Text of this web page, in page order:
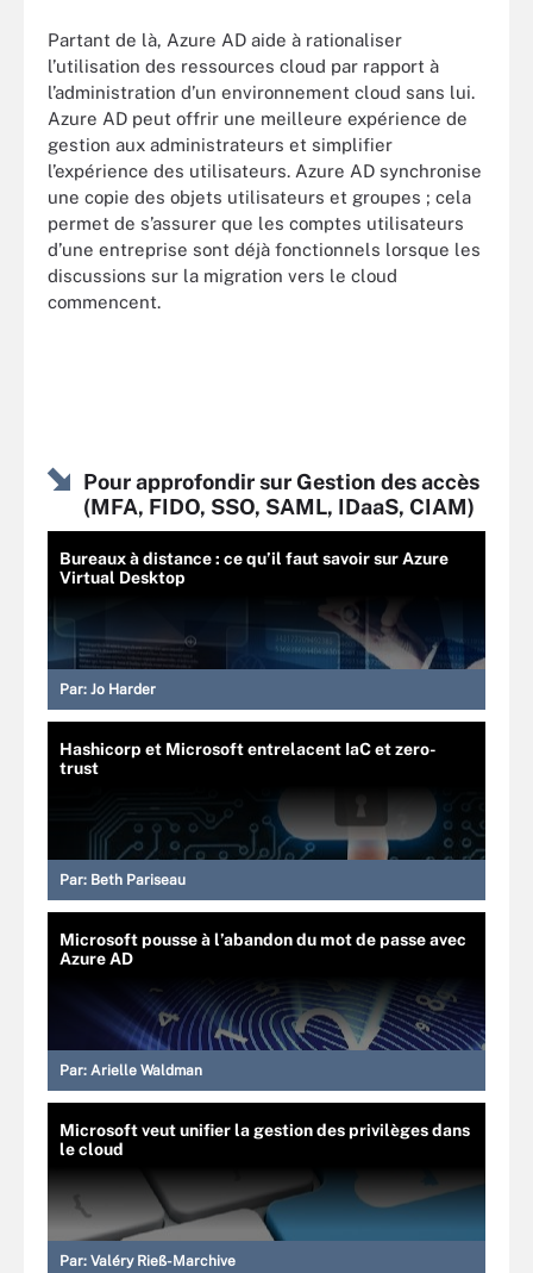
Partant de là, Azure AD aide à rationaliser
l’utilisation des ressources cloud par rapport à
l’administration d’un environnement cloud sans lui.
Azure AD peut offrir une meilleure expérience de
gestion aux administrateurs et simplifier
l’expérience des utilisateurs. Azure AD synchronise
une copie des objets utilisateurs et groupes ; cela
permet de s’assurer que les comptes utilisateurs
d’une entreprise sont déjà fonctionnels lorsque les
discussions sur la migration vers le cloud
commencent.
Pour approfondir sur Gestion des accès
(MFA, FIDO, SSO, SAML, IDaaS, CIAM)
Bureaux à distance : ce qu’il faut savoir sur Azure
Virtual Desktop
Par: Jo Harder
Hashicorp et Microsoft entrelacent IaC et zero-
trust
Par: Beth Pariseau
Microsoft pousse à l’abandon du mot de passe avec
Azure AD
Par: Arielle Waldman
Microsoft veut unifier la gestion des privilèges dans
le cloud
Par: Valéry Rieß-Marchive